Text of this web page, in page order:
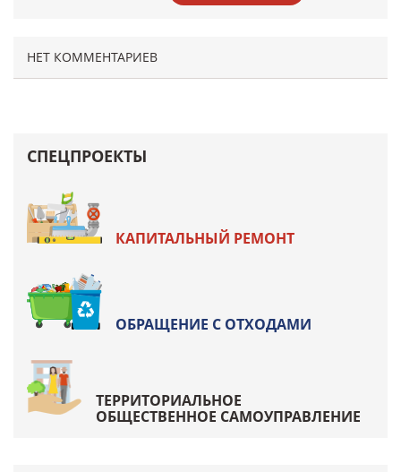
НЕТ КОММЕНТАРИЕВ
СПЕЦПРОЕКТЫ
КАПИТАЛЬНЫЙ РЕМОНТ
ОБРАЩЕНИЕ С ОТХОДАМИ
ТЕРРИТОРИАЛЬНОЕ
ОБЩЕСТВЕННОЕ САМОУПРАВЛЕНИЕ